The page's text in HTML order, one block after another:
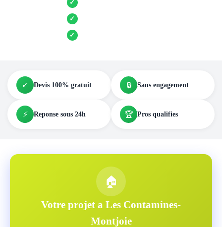
✓ Entreprises locales vérifiées
✓ Pose garantie
✓ Aides et primes incluses
✓ Devis 100% gratuit 🔒 Sans engagement
⚡ Reponse sous 24h 🏆 Pros qualifies
🏠
Votre projet a Les Contamines-
Montjoie